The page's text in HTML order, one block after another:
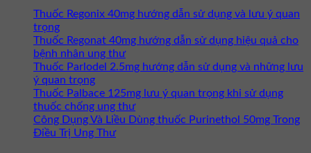
Thuốc Regonix 40mg hướng dẫn sử dụng và lưu ý quan
trọng
Thuốc Regonat 40mg hướng dẫn sử dụng hiệu quả cho
bệnh nhân ung thư
Thuốc Parlodel 2.5mg hướng dẫn sử dụng và những lưu
ý quan trọng
Thuốc Palbace 125mg lưu ý quan trọng khi sử dụng
thuốc chống ung thư
Công Dụng Và Liều Dùng thuốc Purinethol 50mg Trong
Điều Trị Ung Thư